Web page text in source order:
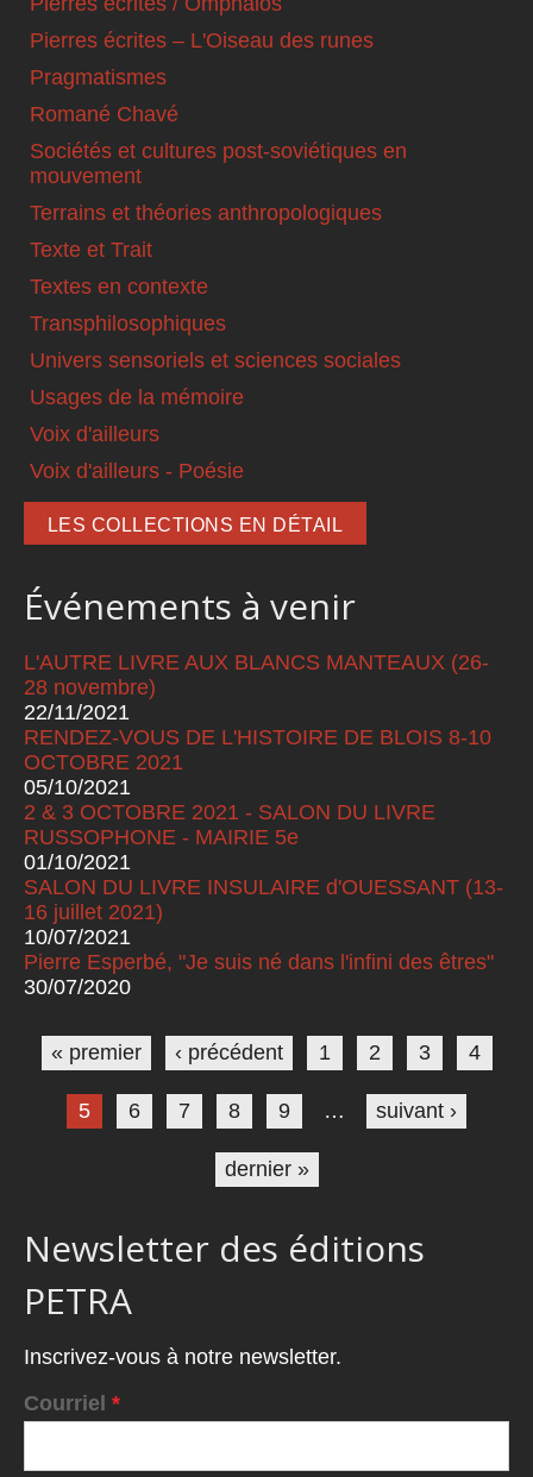
Pierres écrites – L'Oiseau des runes
Pragmatismes
Romané Chavé
Sociétés et cultures post-soviétiques en
mouvement
Terrains et théories anthropologiques
Texte et Trait
Textes en contexte
Transphilosophiques
Univers sensoriels et sciences sociales
Usages de la mémoire
Voix d'ailleurs
Voix d'ailleurs - Poésie
LES COLLECTIONS EN DÉTAIL
Événements à venir
L'AUTRE LIVRE AUX BLANCS MANTEAUX (26-
28 novembre)
22/11/2021
RENDEZ-VOUS DE L'HISTOIRE DE BLOIS 8-10
OCTOBRE 2021
05/10/2021
2 & 3 OCTOBRE 2021 - SALON DU LIVRE
RUSSOPHONE - MAIRIE 5e
01/10/2021
SALON DU LIVRE INSULAIRE d'OUESSANT (13-
16 juillet 2021)
10/07/2021
Pierre Esperbé, "Je suis né dans l'infini des êtres"
30/07/2020
Pages
« premier ‹ précédent 1 2 3 4
5 6 7 8 9 … suivant ›
dernier »
Newsletter des éditions
PETRA
Inscrivez-vous à notre newsletter.
Courriel *